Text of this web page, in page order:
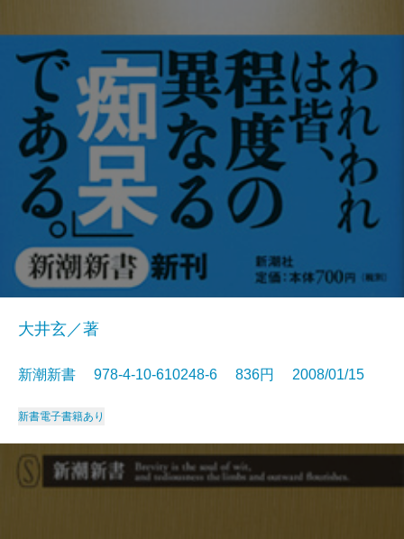
大井玄／著
新潮新書 978-4-10-610248-6 836円 2008/01/15
新書電子書籍あり